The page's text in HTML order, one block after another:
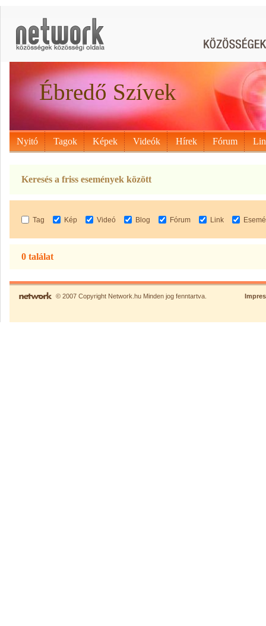
Ébredő Szívek
Nyitó Tagok Képek Videók Hírek Fórum
Keresés a friss események között
Tag Kép Videó Blog Fórum Link
0 találat
© 2007 Copyright Network.hu Minden jog fenntartva.